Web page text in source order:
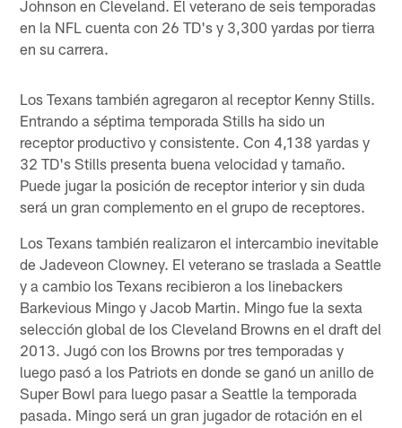
Johnson en Cleveland. El veterano de seis temporadas
en la NFL cuenta con 26 TD's y 3,300 yardas por tierra
en su carrera.
Los Texans también agregaron al receptor Kenny Stills.
Entrando a séptima temporada Stills ha sido un
receptor productivo y consistente. Con 4,138 yardas y
32 TD's Stills presenta buena velocidad y tamaño.
Puede jugar la posición de receptor interior y sin duda
será un gran complemento en el grupo de receptores.
Los Texans también realizaron el intercambio inevitable
de Jadeveon Clowney. El veterano se traslada a Seattle
y a cambio los Texans recibieron a los linebackers
Barkevious Mingo y Jacob Martin. Mingo fue la sexta
selección global de los Cleveland Browns en el draft del
2013. Jugó con los Browns por tres temporadas y
luego pasó a los Patriots en donde se ganó un anillo de
Super Bowl para luego pasar a Seattle la temporada
pasada. Mingo será un gran jugador de rotación en el